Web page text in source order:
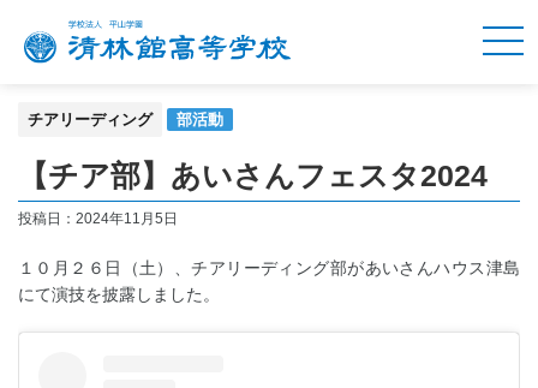
チアリーディング 部活動
【チア部】あいさんフェスタ2024
投稿日： 2024年11月5日
１０月２６日（土）、チアリーディング部があいさんハウス津島
にて演技を披露しました。